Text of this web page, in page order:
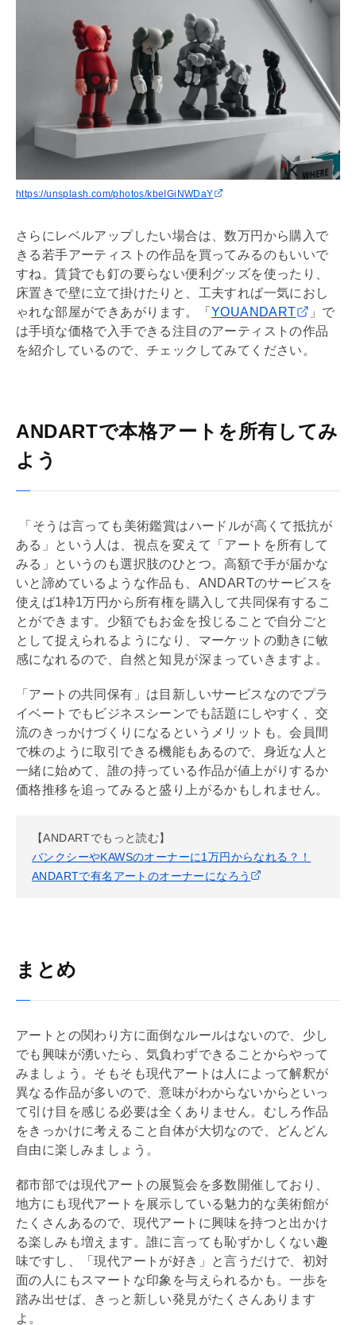
https://unsplash.com/photos/kbeIGiNWDaY
さらにレベルアップしたい場合は、数万円から購入で
きる若手アーティストの作品を買ってみるのもいいで
すね。賃貸でも釘の要らない便利グッズを使ったり、
床置きで壁に立て掛けたりと、工夫すれば一気におし
ゃれな部屋ができあがります。「 YOUANDART
」で
は手頃な価格で入手できる注目のアーティストの作品
を紹介しているので、チェックしてみてください。
ANDARTで本格アートを所有してみ
よう
「そうは言っても美術鑑賞はハードルが高くて抵抗が
ある」という人は、視点を変えて「アートを所有して
みる」というのも選択肢のひとつ。高額で手が届かな
いと諦めているような作品も、ANDARTのサービスを
使えば1枠1万円から所有権を購入して共同保有するこ
とができます。少額でもお金を投じることで自分ごと
として捉えられるようになり、マーケットの動きに敏
感になれるので、自然と知見が深まっていきますよ。
「アートの共同保有」は目新しいサービスなのでプラ
イベートでもビジネスシーンでも話題にしやすく、交
流のきっかけづくりになるというメリットも。会員間
で株のように取引できる機能もあるので、身近な人と
一緒に始めて、誰の持っている作品が値上がりするか
価格推移を追ってみると盛り上がるかもしれません。
【ANDARTでもっと読む】
バンクシーやKAWSのオーナーに1万円からなれる？！
ANDARTで有名アートのオーナーになろう
まとめ
アートとの関わり方に面倒なルールはないので、少し
でも興味が湧いたら、気負わずできることからやって
みましょう。そもそも現代アートは人によって解釈が
異なる作品が多いので、意味がわからないからといっ
て引け目を感じる必要は全くありません。むしろ作品
をきっかけに考えること自体が大切なので、どんどん
自由に楽しみましょう。
都市部では現代アートの展覧会を多数開催しており、
地方にも現代アートを展示している魅力的な美術館が
たくさんあるので、現代アートに興味を持つと出かけ
る楽しみも増えます。誰に言っても恥ずかしくない趣
味ですし、「現代アートが好き」と言うだけで、初対
面の人にもスマートな印象を与えられるかも。一歩を
踏み出せば、きっと新しい発見がたくさんあります
よ。